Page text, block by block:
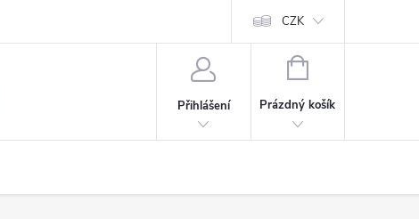
CZK
Přihlášení
NÁKUPNÍ
Prázdný košík